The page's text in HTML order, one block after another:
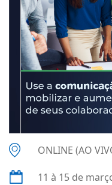
ONLINE (AO
11 à 15 de